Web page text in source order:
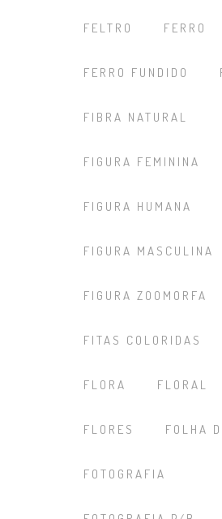
FELTRO FERRO
FERRO FUNDIDO
FIBRA NATURAL
FIGURA FEMININA
FIGURA HUMANA
FIGURA MASCULINA
FIGURA ZOOMORFA
FITAS COLORIDAS
FLORA FLORAL
FLORES FOLHA
FOTOGRAFIA